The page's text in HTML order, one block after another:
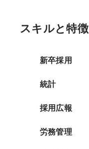
スキルと特徴
新卒採用
統計
採用広報
労務管理